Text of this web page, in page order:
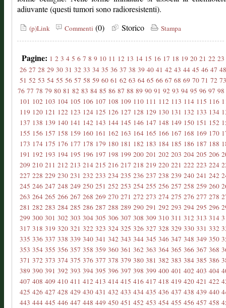
adiuvante (questi tumori sono radioresistenti).
(p)Link Commenti (0) Storico Stampa
Pagine: 1 2 3 4 5 6 7 8 9 10 11 12 13 14 15 16 17 18 19 20 21 22 23
26 27 28 29 30 31 32 33 34 35 36 37 38 39 40 41 42 43 44 45 46 47 48
51 52 53 54 55 56 57 58 59 60 61 62 63 64 65 66 67 68 69 70 71 72 73
76 77 78 79 80 81 82 83 84 85 86 87 88 89 90 91 92 93 94 95 96 97 98
101 102 103 104 105 106 107 108 109 110 111 112 113 114 115 116
119 120 121 122 123 124 125 126 127 128 129 130 131 132 133 134
137 138 139 140 141 142 143 144 145 146 147 148 149 150 151 152
155 156 157 158 159 160 161 162 163 164 165 166 167 168 169 170
173 174 175 176 177 178 179 180 181 182 183 184 185 186 187 188
191 192 193 194 195 196 197 198 199 200 201 202 203 204 205 206
209 210 211 212 213 214 215 216 217 218 219 220 221 222 223 224
227 228 229 230 231 232 233 234 235 236 237 238 239 240 241 242
245 246 247 248 249 250 251 252 253 254 255 256 257 258 259 260
263 264 265 266 267 268 269 270 271 272 273 274 275 276 277 278
281 282 283 284 285 286 287 288 289 290 291 292 293 294 295 296
299 300 301 302 303 304 305 306 307 308 309 310 311 312 313 314
317 318 319 320 321 322 323 324 325 326 327 328 329 330 331 332
335 336 337 338 339 340 341 342 343 344 345 346 347 348 349 350
353 354 355 356 357 358 359 360 361 362 363 364 365 366 367 368
371 372 373 374 375 376 377 378 379 380 381 382 383 384 385 386
389 390 391 392 393 394 395 396 397 398 399 400 401 402 403 404
407 408 409 410 411 412 413 414 415 416 417 418 419 420 421 422
425 426 427 428 429 430 431 432 433 434 435 436 437 438 439 440
443 444 445 446 447 448 449 450 451 452 453 454 455 456 457 458